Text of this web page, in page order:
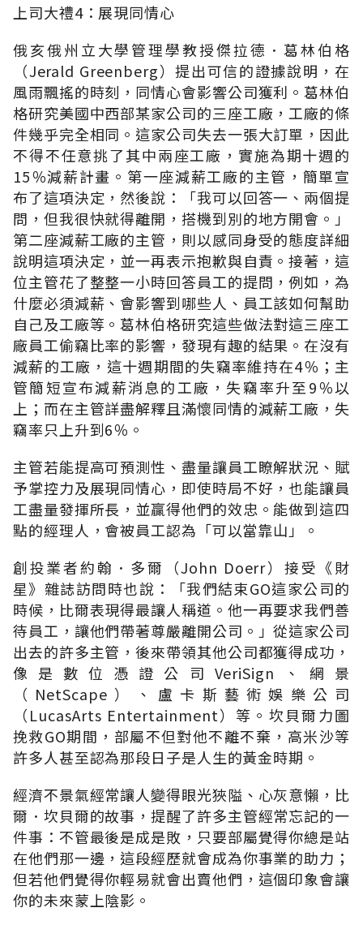
上司大禮4：展現同情心
俄亥俄州立大學管理學教授傑拉德．葛林伯格
（Jerald Greenberg）提出可信的證據說明，在
風雨飄搖的時刻，同情心會影響公司獲利。葛林伯
格研究美國中西部某家公司的三座工廠，工廠的條
件幾乎完全相同。這家公司失去一張大訂單，因此
不得不任意挑了其中兩座工廠，實施為期十週的
15％減薪計畫。第一座減薪工廠的主管，簡單宣
布了這項決定，然後說：「我可以回答一、兩個提
問，但我很快就得離開，搭機到別的地方開會。」
第二座減薪工廠的主管，則以感同身受的態度詳細
說明這項決定，並一再表示抱歉與自責。接著，這
位主管花了整整一小時回答員工的提問，例如，為
什麼必須減薪、會影響到哪些人、員工該如何幫助
自己及工廠等。葛林伯格研究這些做法對這三座工
廠員工偷竊比率的影響，發現有趣的結果。在沒有
減薪的工廠，這十週期間的失竊率維持在4％；主
管簡短宣布減薪消息的工廠，失竊率升至9％以
上；而在主管詳盡解釋且滿懷同情的減薪工廠，失
竊率只上升到6％。
主管若能提高可預測性、盡量讓員工瞭解狀況、賦
予掌控力及展現同情心，即使時局不好，也能讓員
工盡量發揮所長，並贏得他們的效忠。能做到這四
點的經理人，會被員工認為「可以當靠山」。
創投業者約翰．多爾（John Doerr）接受《財
星》雜誌訪問時也說：「我們結束GO這家公司的
時候，比爾表現得最讓人稱道。他一再要求我們善
待員工，讓他們帶著尊嚴離開公司。」從這家公司
出去的許多主管，後來帶領其他公司都獲得成功，
像是數位憑證公司VeriSign、網景
（NetScape）、盧卡斯藝術娛樂公司
（LucasArts Entertainment）等。坎貝爾力圖
挽救GO期間，部屬不但對他不離不棄，高米沙等
許多人甚至認為那段日子是人生的黃金時期。
經濟不景氣經常讓人變得眼光狹隘、心灰意懶，比
爾．坎貝爾的故事，提醒了許多主管經常忘記的一
件事：不管最後是成是敗，只要部屬覺得你總是站
在他們那一邊，這段經歷就會成為你事業的助力；
但若他們覺得你輕易就會出賣他們，這個印象會讓
你的未來蒙上陰影。